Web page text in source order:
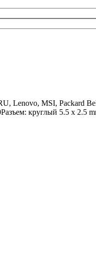
Lenovo, MSI, Packard
круглый 5.5 x 2.5